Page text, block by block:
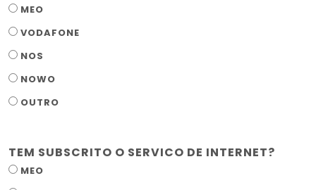
MEO
VODAFONE
NOS
NOWO
OUTRO
TEM SUBSCRITO O SERVICO DE INTERNET?
MEO